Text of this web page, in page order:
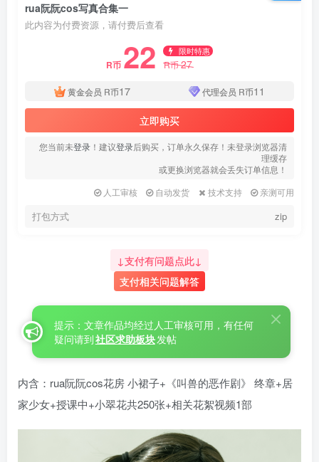
rua阮阮cos写真合集一
此内容为付费资源，请付费后查看
R币 22 限时特惠
R币27
黄金会员 R币17 代理会员 R币11
立即购买
您当前未登录 ！建议登录后购买，订单永久保存！未登录浏览器清
理缓存
或更换浏览器就会丢失订单信息！
人工审核
自动发货 技术支持 亲测可用
打包方式 zip
↓支付有问题点此↓
支付相关问题解答
提示：文章作品均经过人工审核可用，有任何
疑问请到社区求助板块发帖
内含：rua阮阮cos花房 小裙子+《叫兽的恶作剧》 终章+居
家少女+授课中+小翠花共250张+相关花絮视频1部